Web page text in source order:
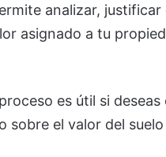
analizar, justificar
asignado a tu
es útil si deseas
sobre el valor del